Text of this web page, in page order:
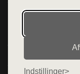
Indstillinger
Denne side er en
hjemmesider med
diverse webshops.
henviser til de
varerne på lager.